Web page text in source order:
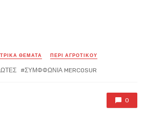
ΘΕΜΑΤΑ ΠΕΡΙ ΑΓΡΟΤΙΚΟΥ
ΣΥΜΦΦΩΝΙΑ MERCOSUR
0